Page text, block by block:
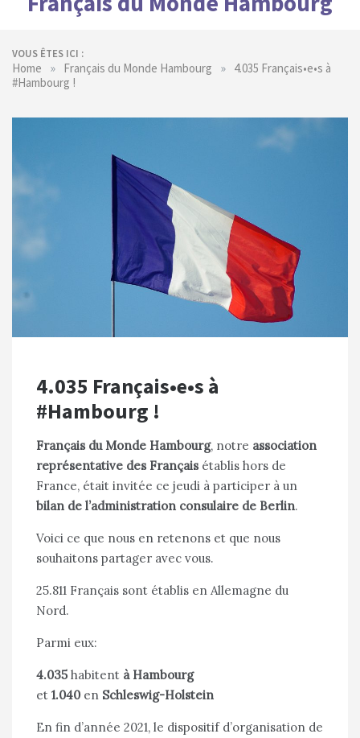
VOUS ÊTES ICI :
Home » Français du Monde Hambourg » 4.035 Français•e•s à
#Hambourg !
4.035 Français•e•s à
#Hambourg !
Français du Monde Hambourg, notre association
représentative des Français établis hors de
France, était invitée ce jeudi à participer à un
bilan de l’administration consulaire de Berlin.
Voici ce que nous en retenons et que nous
souhaitons partager avec vous.
25.811 Français sont établis en Allemagne du
Nord.
Parmi eux:
4.035 habitent à Hambourg
et 1.040 en Schleswig-Holstein
En fin d’année 2021, le dispositif d’organisation de